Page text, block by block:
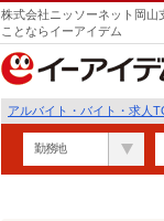
株式会社ニッソーネット岡
ことならイーアイデム
アルバイト・バイト・求人
勤務地